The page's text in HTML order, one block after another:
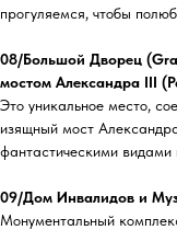
прогуляемся, чтобы
08/Большой Дворец
мостом Александра III
Это уникальное место,
изящный мост
фантастическими
09/Дом Инвалидов и
Монументальный